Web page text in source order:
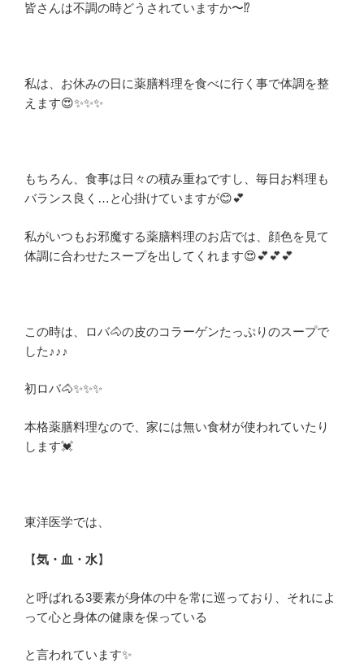
皆さんは不調の時どうされていますか〜⁉️
私は、お休みの日に薬膳料理を食べに行く事で体調を整
えます😍✨✨✨
もちろん、食事は日々の積み重ねですし、毎日お料理も
バランス良く…と心掛けていますが😊💕
私がいつもお邪魔する薬膳料理のお店では、顔色を見て
体調に合わせたスープを出してくれます😍💕💕💕
この時は、ロバ🐴の皮のコラーゲンたっぷりのスープで
した♪♪♪
初ロバ🐴✨✨✨
本格薬膳料理なので、家には無い食材が使われていたり
します💓
東洋医学では、
【気・血・水】
と呼ばれる3要素が身体の中を常に巡っており、それによ
って心と身体の健康を保っている
と言われています✨